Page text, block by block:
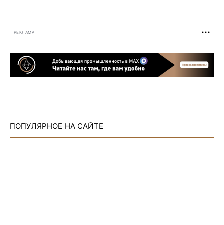
РЕКЛАМА
ПОПУЛЯРНОЕ НА САЙТЕ